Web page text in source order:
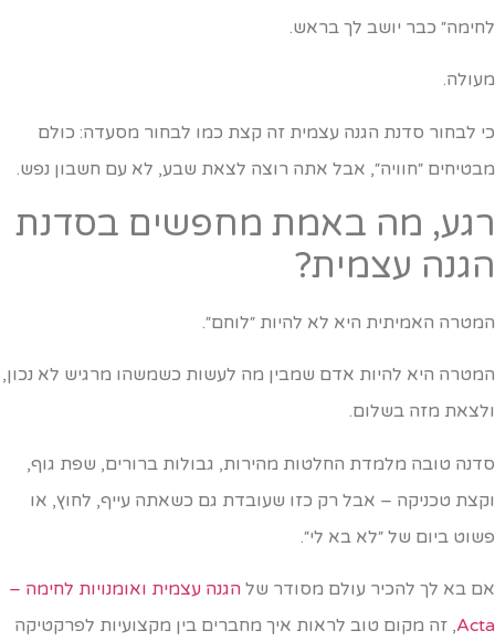
כבר יושב לך בראש.
לבחור סדנת הגנה עצמית זה קצת כמו לבחור מסעדה: כולם
״חוויה״, אבל אתה רוצה לצאת שבע, לא עם חשבון נפש.
מה באמת מחפשים בסדנת
עצמית?
האמיתית היא לא להיות ״לוחם״.
היא להיות אדם שמבין מה לעשות כשמשהו מרגיש לא נכון,
מזה בשלום.
טובה מלמדת החלטות מהירות, גבולות ברורים, שפת גוף,
טכניקה – אבל רק כזו שעובדת גם כשאתה עייף, לחוץ, או
ביום של ״לא בא לי״.
בא לך להכיר עולם מסודר שלהגנה עצמית ואומנויות לחימה –
, זה מקום טוב לראות איך מחברים בין מקצועיות לפרקטיקה